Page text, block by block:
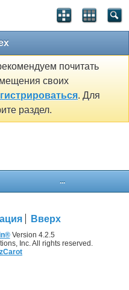
почитать
своих
. Для
раздел.
...
Вверх
Version 4.2.5
Inc. All rights reserved.
zCarot